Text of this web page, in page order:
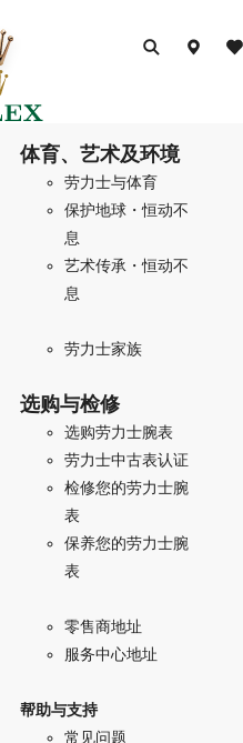
体育、艺术及环境
劳力士与体育
保护地球・恒动不
息
艺术传承・恒动不
息
劳力士家族
选购与检修
选购劳力士腕表
劳力士中古表认证
检修您的劳力士腕
表
保养您的劳力士腕
表
零售商地址
服务中心地址
帮助与支持
常见问题